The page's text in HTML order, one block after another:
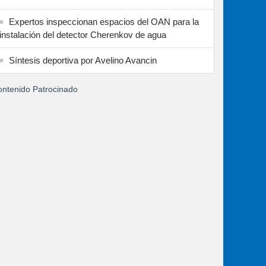
Expertos inspeccionan espacios del OAN para la
instalación del detector Cherenkov de agua
Síntesis deportiva por Avelino Avancin
Patrocinado